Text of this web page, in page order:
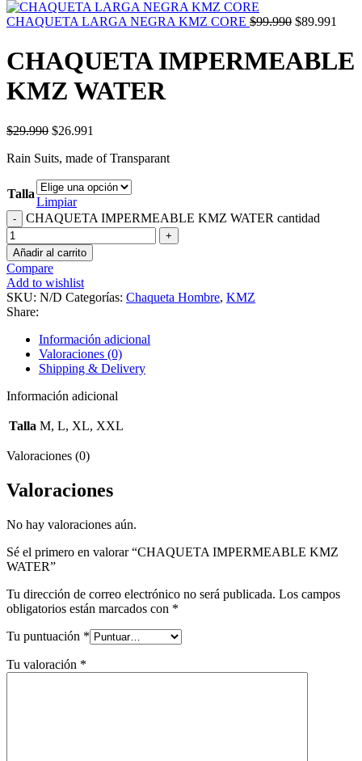
CHAQUETA LARGA NEGRA KMZ CORE $99.990 $89.991
CHAQUETA IMPERMEABLE
KMZ WATER
$29.990 $26.991
Rain Suits, made of Transparant
Talla
Limpiar
CHAQUETA IMPERMEABLE KMZ WATER cantidad
Añadir al carrito
Compare
Add to wishlist
SKU: N/D Categorías: Chaqueta Hombre, KMZ
Share:
Información adicional
Valoraciones (0)
Shipping & Delivery
Información adicional
Talla M, L, XL, XXL
Valoraciones (0)
Valoraciones
No hay valoraciones aún.
Sé el primero en valorar “CHAQUETA IMPERMEABLE KMZ
WATER”
Tu dirección de correo electrónico no será publicada. Los campos
obligatorios están marcados con *
Tu puntuación *
Tu valoración *